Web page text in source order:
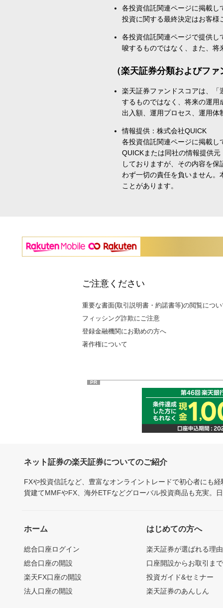
各投資信託関連ページに掲載
投資に関する最終決定はお客
各投資信託関連ページで提供
唆するものではなく、また、
（楽天証券分類およびフ
楽天証券ファンドスコアは、
するものではなく、将来の運
出入額、運用プロセス、運用
情報提供：株式会社QUICK
各投資信託関連ページに掲載
QUICKまたは同社の情報提供
しておりますが、その内容を
わず一切の責任を負いません
ことがあります。
ご注意ください
重要な書面(取引説明書・約諾書等)の閲覧につ
フィッシング詐欺にご注意
登録金融機関にお勤めの方へ
著作権について
PR
ネット証券の楽天証券についてのご紹介
FXや投資信託など、豊富なオンライントレードで初心者にも
貨建てMMFやFX、海外ETFなどグローバル投資商品も充実。
ホーム
総合口座ログイン
総合口座の開設
楽天FX口座の開設
法人口座の開設
はじめての方へ
楽天証券が選ばれる理由
口座開設からお取引ま
投資ガイド&セミナー
楽天証券のあんしん